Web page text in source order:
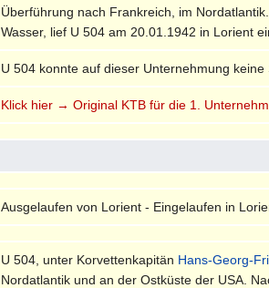
Überführung nach Frankreich, im
Wasser, lief U 504 am 20.01.1942 in Lorient
U 504 konnte auf dieser Unternehmung
Klick hier → Original KTB für die 1.
Ausgelaufen von Lorient - Eingelaufen in
U 504, unter Korvettenkapitän Hans-Georg-
Nordatlantik und an der Ostküste der USA.